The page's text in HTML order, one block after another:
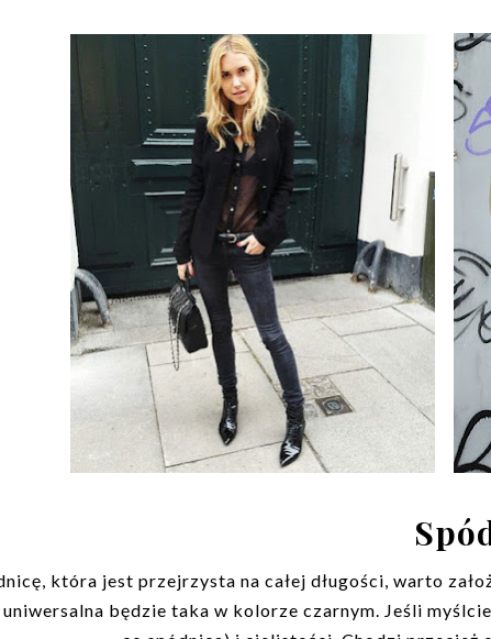
która jest przejrzysta na całej długości, warto
będzie taka w kolorze czarnym. Jeśli